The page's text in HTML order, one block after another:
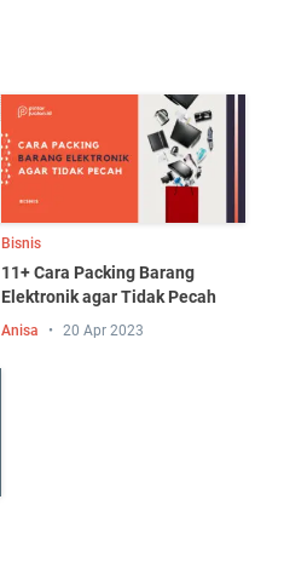
Bisnis
11+ Cara Packing Barang
Elektronik agar Tidak Pecah
Anisa 20 Apr 2023